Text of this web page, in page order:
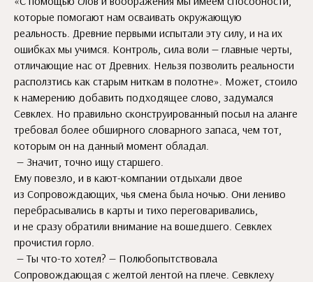
которые помогают нам осваивать окружающую
реальность. Древние первыми испытали эту силу, и на их
ошибках мы учимся. Контроль, сила воли — главные черты,
отличающие нас от Древних. Нельзя позволить реальности
расползтись как старым ниткам в полотне». Может, стоило
к намерению добавить подходящее слово, задумался
Севклех. Но правильно сконструированный посыл на аланге
требовал более обширного словарного запаса, чем тот,
которым он на данный момент обладал.
— Значит, точно ищу старшего.
Ему повезло, и в кают-компании отдыхали двое
из Сопровождающих, чья смена была ночью. Они лениво
перебрасывались в карты и тихо переговаривались,
и не сразу обратили внимание на вошедшего. Севклех
прочистил горло.
— Ты что-то хотел? — Полюбопытствовала
Сопровождающая с желтой лентой на плече. Севклеху